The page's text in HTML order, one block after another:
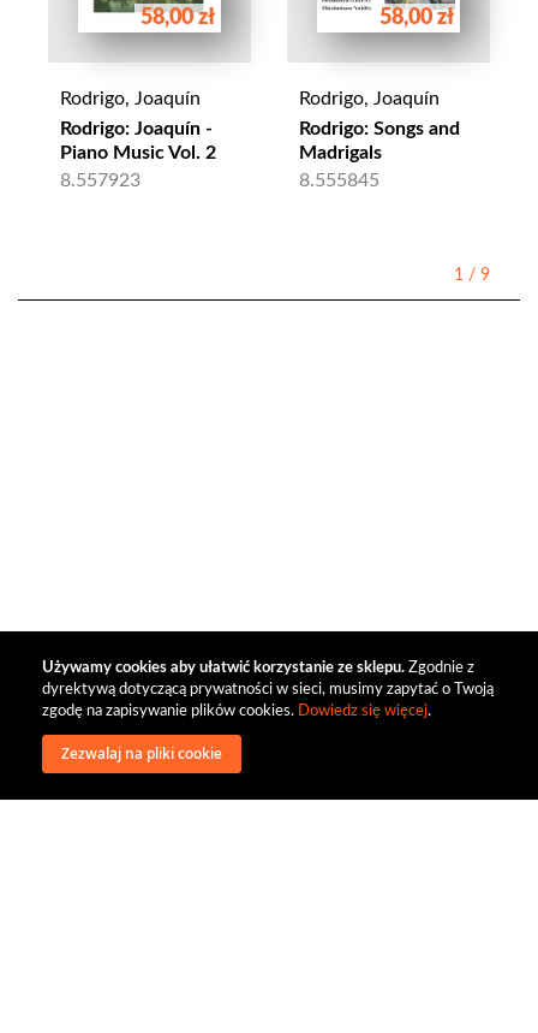
Używamy cookies aby ułatwić korzystanie ze sklepu. Zgodnie z
dyrektywą dotyczącą prywatności w sieci, musimy zapytać o Twoją
zgodę na zapisywanie plików cookies. Dowiedz się więcej.
Zezwalaj na pliki cookie
58,00 zł
Rodrigo, Joaquín
Rodrigo: Joaquín -
Piano Music Vol. 2
8.557923
58,00 zł
Rodrigo, Joaquín
Rodrigo: Songs and
Madrigals
8.555845
1 / 9